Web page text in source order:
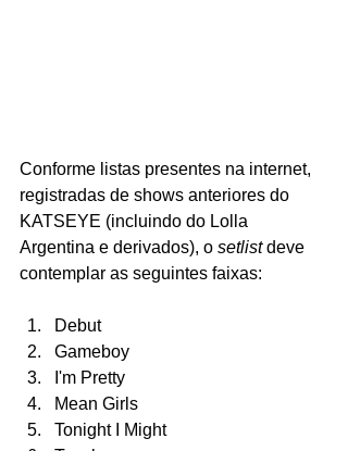
Conforme listas presentes na internet,
registradas de shows anteriores do
KATSEYE (incluindo do Lolla
Argentina e derivados), o setlist deve
contemplar as seguintes faixas:
Debut
Gameboy
I'm Pretty
Mean Girls
Tonight I Might